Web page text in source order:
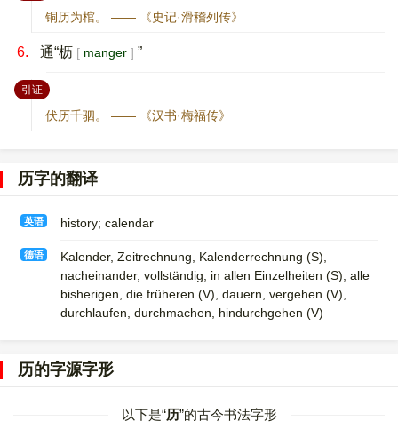
铜历为棺。 —— 《史记·滑稽列传》
6. 通“枥 manger ”
引证：
伏历千驷。 —— 《汉书·梅福传》
历字的翻译
英语 history; calendar
德语
Kalender, Zeitrechnung, Kalenderrechnung (S)​,
nacheinander, vollständig, in allen Einzelheiten (S)​, alle
bisherigen, die früheren (V)​, dauern, vergehen (V)​,
durchlaufen, durchmachen, hindurchgehen (V)
历的字源字形
以下是“历”的古今书法字形